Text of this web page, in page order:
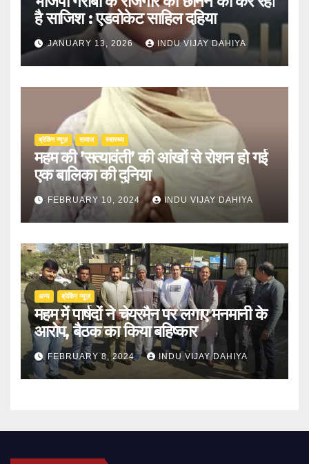
है साजिश : एडवोकेट साहिल दहिया
JANUARY 13, 2026 INDU VIJAY DAHIYA
ब्रेकिंग न्यूज़ समाज स्वास्थ्य
महम की ’सत्यावंती’ की आंखों से रोशन हो गई
एक बालिका की दुनिया
FEBRUARY 10, 2024 INDU VIJAY DAHIYA
अन्य ब्रेकिंग न्यूज़
महम में पार्षदों ने चेयरमैन पर लगाए मनमानी के
आरोप, बैठक का किया बहिष्कार
FEBRUARY 8, 2024 INDU VIJAY DAHIYA